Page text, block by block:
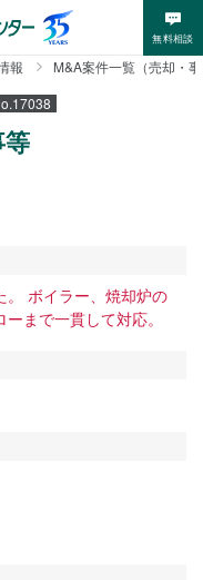
無料相談
報 M&A案件一覧（売却・
。 ボイラー、焼却炉の
まで一貫して対応。